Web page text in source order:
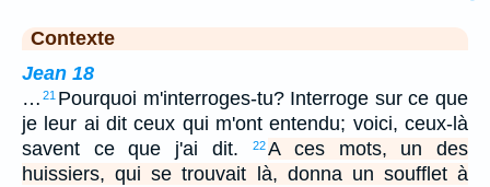
Contexte
Jean 18
… 21 Pourquoi m'interroges-tu? Interroge sur ce que
je leur ai dit ceux qui m'ont entendu; voici, ceux-là
savent ce que j'ai dit.
22A ces mots, un des
huissiers, qui se trouvait là, donna un soufflet à